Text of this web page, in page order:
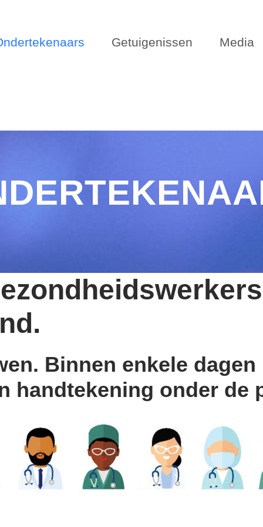
Getuigenissen Media
Binnen enkele
handtekening onder de